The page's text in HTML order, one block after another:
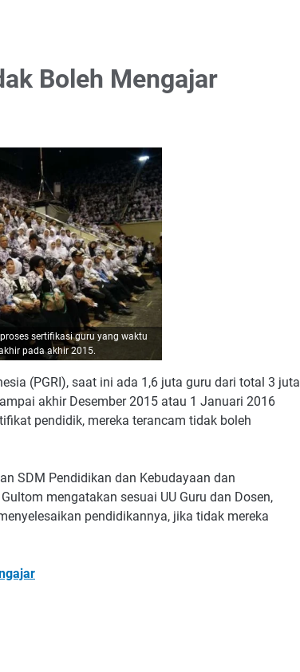
Boleh Mengajar
sertifikasi guru yang waktu
pada akhir 2015.
(PGRI), saat ini ada 1,6 juta guru dari total 3 juta
akhir Desember 2015 atau 1 Januari 2016
pendidik, mereka terancam tidak boleh
SDM Pendidikan dan Kebudayaan dan
mengatakan sesuai UU Guru dan Dosen,
pendidikannya, jika tidak mereka